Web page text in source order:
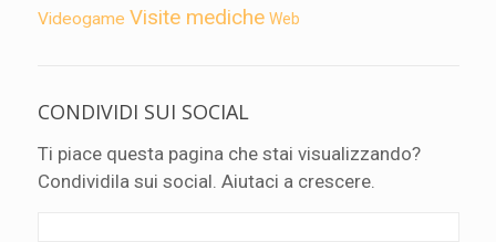
Videogame Visite mediche Web
CONDIVIDI SUI SOCIAL
Ti piace questa pagina che stai visualizzando?
Condividila sui social. Aiutaci a crescere.